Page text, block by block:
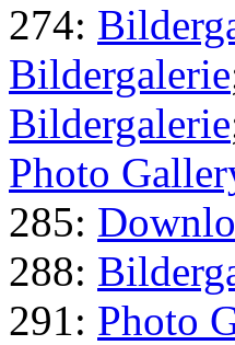
274:
Bildergalerie
Bildergalerie
Photo
285:
288:
291: Photo